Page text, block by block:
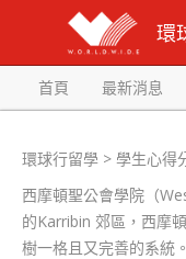
環
首頁 最新消息
環球行留學 > 學生心得
西摩頓聖公會學院（
的Karribin 郊區，西摩
樹一格且又完善的系統